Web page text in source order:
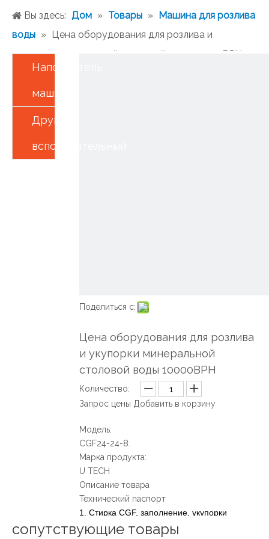
Вы здесь: Дом » Товары » Машина для розлива
воды » Цена оборудования для розлива и
укупорки минеральной столовой воды 10000BPH
Наполнитель
машины
Другой
вспомогательный
Поделиться с:
Цена оборудования для розлива
и укупорки минеральной
столовой воды 10000BPH
Количество:
Запрос цены Добавить в корзину
Модель:
CGF24-24-8.
Марка продукта:
U TECH
Описание товара
Технический паспорт
1. Стирка CGF, заполнение, укупорки
МИНЕРАЛЬНАЯ ВОДА МИНЕРАЛЬНОЙ Воды
сопутствующие товары